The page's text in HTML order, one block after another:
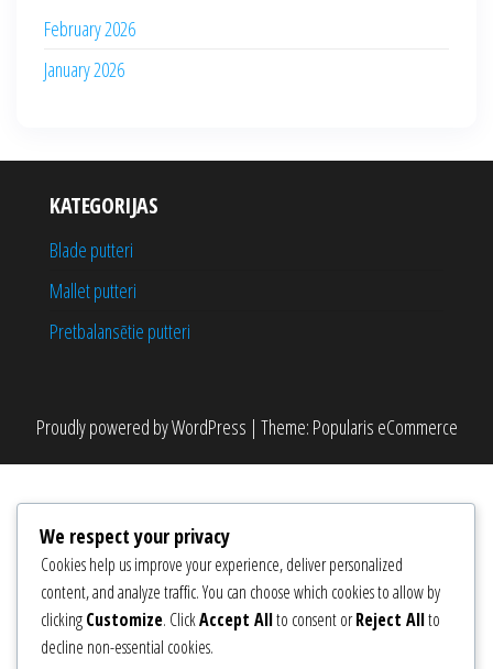
February 2026
January 2026
KATEGORIJAS
Blade putteri
Mallet putteri
Pretbalansētie putteri
Proudly powered byWordPress | Theme: Popularis eCommerce
We respect your privacy
Cookies help us improve your experience, deliver personalized
content, and analyze traffic. You can choose which cookies to allow by
clickingCustomize. ClickAccept Allto consent orReject Allto
decline non-essential cookies.